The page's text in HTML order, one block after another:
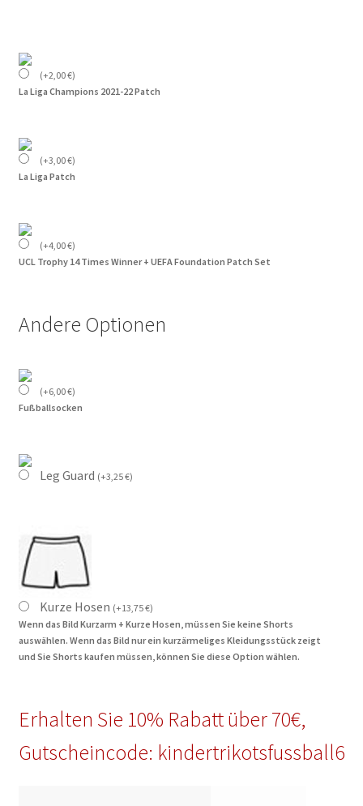
(+2,00€)
La Liga Champions 2021-22 Patch
(+3,00€)
La Liga Patch
(+4,00€)
UCL Trophy 14 Times Winner + UEFA Foundation Patch Set
Andere Optionen
(+6,00€)
Fußballsocken
Leg Guard (+3,25€)
Kurze Hosen (+13,75€)
Wenn das Bild Kurzarm + Kurze Hosen, müssen Sie keine Shorts
auswählen. Wenn das Bild nur ein kurzärmeliges Kleidungsstück zeigt
und Sie Shorts kaufen müssen, können Sie diese Option wählen.
Erhalten Sie 10% Rabatt über 70€,
Gutscheincode: kindertrikotsfussball6